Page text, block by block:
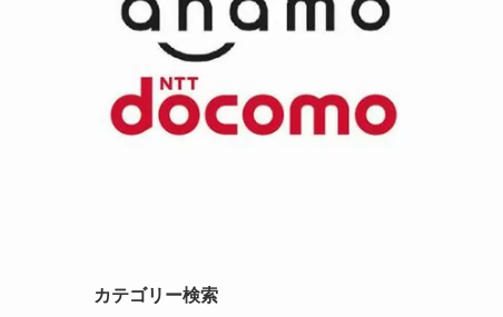
カテゴリー検索